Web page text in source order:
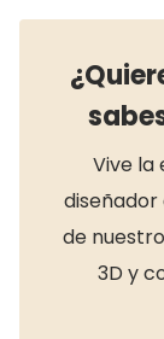
Vive la
de
3D y